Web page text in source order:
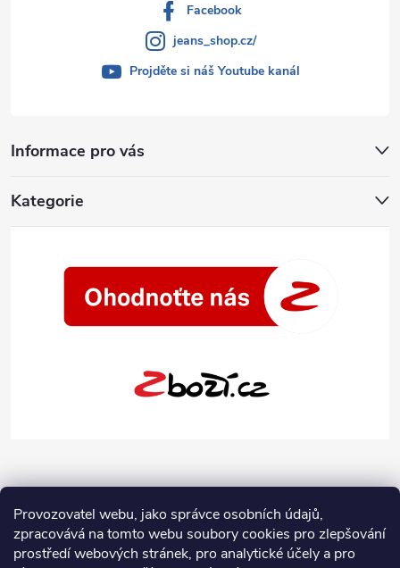
Provozovatel webu, jako správce osobních údajů,
zpracovává na tomto webu soubory cookies pro zlepšování
prostředí webových stránek, pro analytické účely a pro
Informace pro vás
Kategorie
Facebook
jeans_shop.cz/
Projděte si náš Youtube kanál